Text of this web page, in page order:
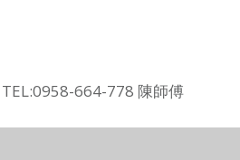
664-778 陳師傅